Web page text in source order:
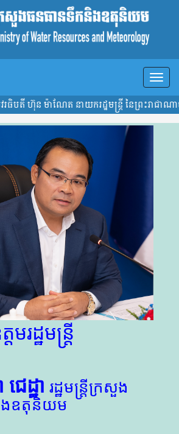
ម៉ាណែត នាយករដ្ឋមន្រ្តី នៃព្រះរាជាណាចក្រក
រដ្ឋមន្ត្រី
េដ្ឋា រដ្ឋមន្ត្រីក្រសួង
ងឧតុនិយម